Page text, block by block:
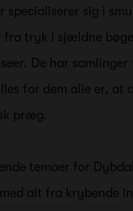
sig i
tryk i sjældne
De har samlinger
for dem alle er, at
præg.
temaer for
alt fra krybende